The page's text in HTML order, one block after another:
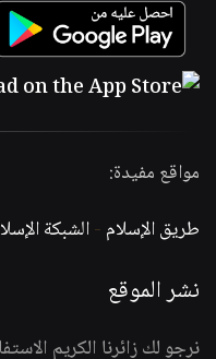
مواقع مفيدة:
طريق الإسلام -الشبكة
نشر الموقع
نرجو لك زائرنا الكريم